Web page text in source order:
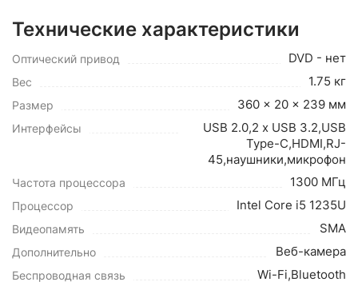
Технические характеристики
Оптический привод DVD - нет
Вес 1.75 кг
Размер 360 x 20 x 239 мм
Интерфейсы
USB 2.0,2 x USB 3.2,USB
Type-C,HDMI,RJ-
45,наушники,микрофон
Частота процессора 1300 МГц
Процессор Intel Core i5 1235U
Видеопамять SMA
Дополнительно Веб-камера
Беспроводная связь Wi-Fi,Bluetooth